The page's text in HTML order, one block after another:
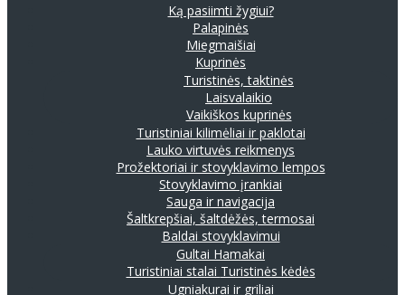
Ką pasiimti žygiui?
Palapinės
Miegmaišiai
Kuprinės
Turistinės, taktinės
Laisvalaikio
Vaikiškos kuprinės
Turistiniai kilimėliai ir paklotai
Lauko virtuvės reikmenys
Prožektoriai ir stovyklavimo lempos
Stovyklavimo įrankiai
Sauga ir navigacija
Šaltkrepšiai, šaltdėžės, termosai
Baldai stovyklavimui
Gultai Hamakai
Turistiniai stalai Turistinės kėdės
Ugniakurai ir griliai